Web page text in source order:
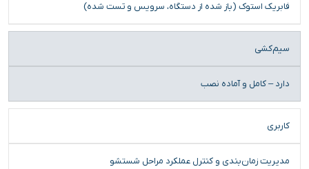
فابریک استوک (باز شده از دستگاه، سرویس و تست شده)
سیم‌کشی
دارد – کامل و آماده نصب
کاربری
مدیریت زمان‌بندی و کنترل عملکرد مراحل شستشو